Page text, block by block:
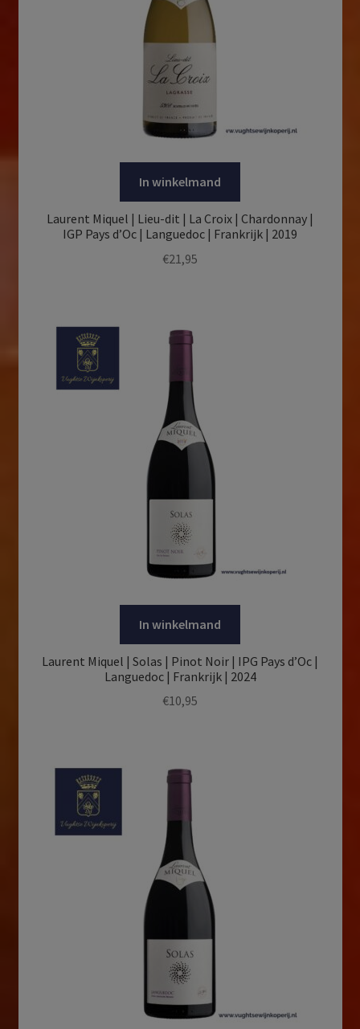
In winkelmand
Laurent Miquel | Lieu-dit | La Croix | Chardonnay |
IGP Pays d’Oc | Languedoc | Frankrijk | 2019
€21,95
In winkelmand
Laurent Miquel | Solas | Pinot Noir | IPG Pays d’Oc |
Languedoc | Frankrijk | 2024
€10,95